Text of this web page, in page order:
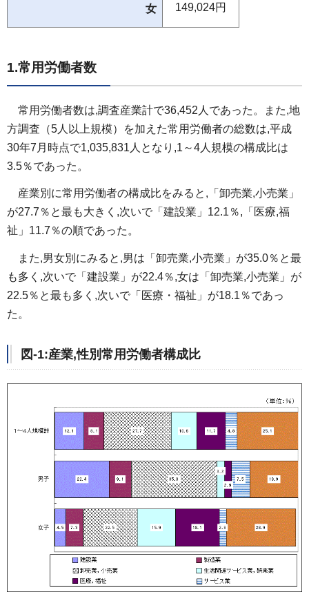
女 149,024円
1.常用労働者数
常用労働者数は,調査産業計で36,452人であった。また,地
方調査（5人以上規模）を加えた常用労働者の総数は,平成
30年7月時点で1,035,831人となり,1～4人規模の構成比は
3.5％であった。
産業別に常用労働者の構成比をみると,「卸売業,小売業」
が27.7％と最も大きく,次いで「建設業」12.1％,「医療,福
祉」11.7％の順であった。
また,男女別にみると,男は「卸売業,小売業」が35.0％と最
も多く,次いで「建設業」が22.4％,女は「卸売業,小売業」が
22.5％と最も多く,次いで「医療・福祉」が18.1％であっ
た。
図-1:産業,性別常用労働者構成比